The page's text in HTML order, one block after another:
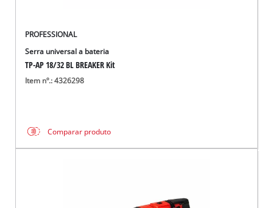
PROFESSIONAL
Serra universal a bateria
TP-AP 18/32 BL BREAKER Kit
Item nº.: 4326298
Comparar produto